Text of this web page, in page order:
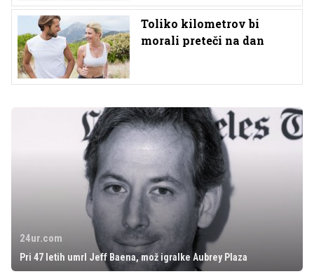
Toliko kilometrov bi
morali preteči na dan
24ur.com
Pri 47 letih umrl Jeff Baena, mož igralke Aubrey Plaza